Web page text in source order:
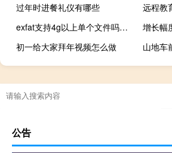
过年时进餐礼仪有哪些
远程教
exfat支持4g以上单个文件吗（iphone5支持4g吗）
初一给大家拜年视频怎么做
山地车
公告